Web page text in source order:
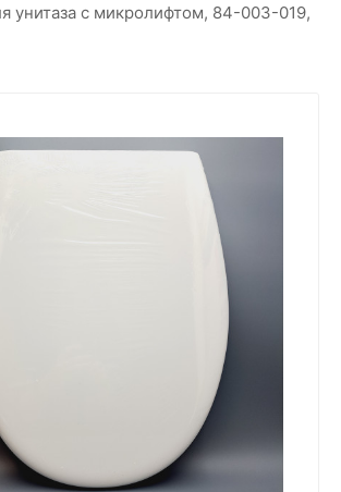
унитаза с микролифтом, 84-003-019,